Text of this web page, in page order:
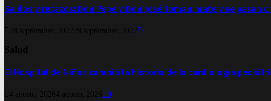
Saldos y retazos: Don Pepe y Don José toman mate y se pasan
28 septiembre, 2022 28 septiembre, 2022 0
Salud
El Hospital de Niños cambió la historia de la cardiología
4 agosto, 20264 agosto, 2026 0